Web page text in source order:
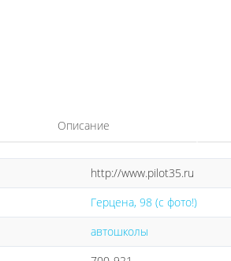
Описание
http://www.pilot35.ru
Герцена, 98 (с фото!)
автошколы